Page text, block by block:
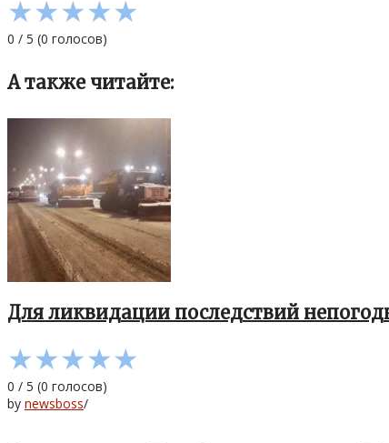
★★★★★
0 / 5 (0 голосов)
А также читайте:
Для ликвидации последствий
★★★★★
0 / 5 (0 голосов)
by newsboss/